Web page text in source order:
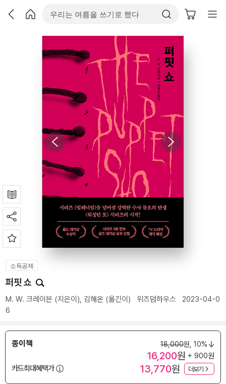
소득공제
퍼핏 쇼
M. W. 크레이븐 (지은이), 김해온 (옮긴이) 위즈덤하우스 2023-04-0
6
종이책 18,000원, 10%
16,200원 + 900원
카드최대혜택가
13,770원 더보기